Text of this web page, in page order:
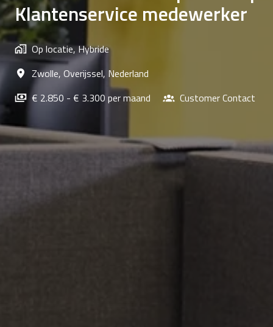
Klantenservice medewerker
Op locatie, Hybride
Zwolle, Overijssel, Nederland
€ 2.850 - € 3.300 per maand
Customer Contact